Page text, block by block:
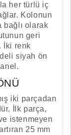
her türlü iç
Kolonun
bağlı olarak
geri
İki renk
siyah ön
iki parçadan
İlk parça,
istenmeyen
25 mm